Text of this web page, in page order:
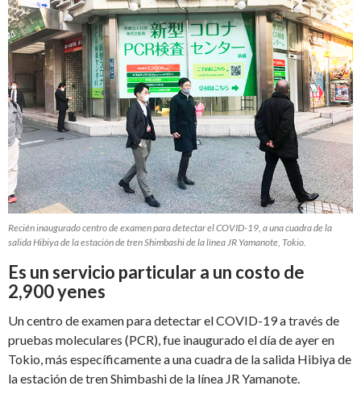
Recién inaugurado centro de examen para detectar el COVID-19, a una cuadra de la
salida Hibiya de la estación de tren Shimbashi de la línea JR Yamanote, Tokio.
Es un servicio particular a un costo de
2,900 yenes
Un centro de examen para detectar el COVID-19 a través de
pruebas moleculares (PCR), fue inaugurado el día de ayer en
Tokio, más específicamente a una cuadra de la salida Hibiya de
la estación de tren Shimbashi de la línea JR Yamanote.